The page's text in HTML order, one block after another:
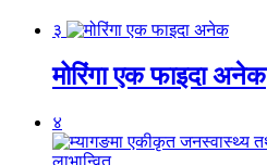
३
मोरिंगा एक फाइदा अनेक
४